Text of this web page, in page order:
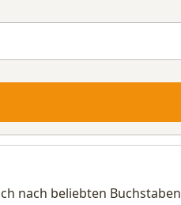
nach beliebten Buchstaben